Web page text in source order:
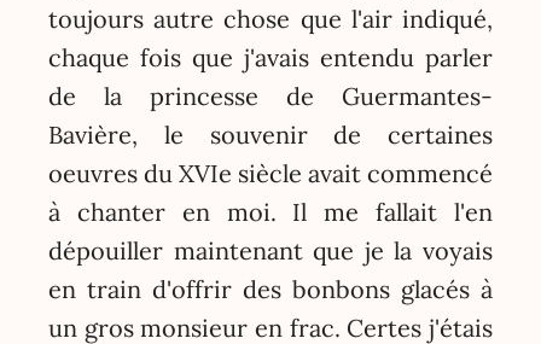
toujours autre chose que l'air indiqué,
chaque fois que j'avais entendu parler
de la princesse de Guermantes-
Bavière, le souvenir de certaines
oeuvres du XVIe siècle avait commencé
à chanter en moi. Il me fallait l'en
dépouiller maintenant que je la voyais
en train d'offrir des bonbons glacés à
un gros monsieur en frac. Certes j'étais